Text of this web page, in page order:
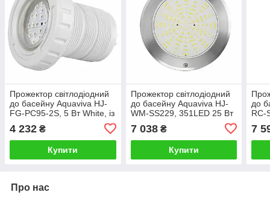
Прожектор світлодіодний
до басейну Aquaviva HJ-
FG-PC95-2S, 5 Вт White, із
4 232 ₴
Купити
Прожектор світлодіодний
до басейну Aquaviva HJ-
WM-SS229, 351LED 25 Вт
7 038₴
Купити
до
RC-
7
Про нас